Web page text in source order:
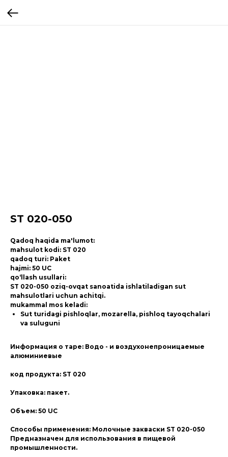
ST 020-050
Qadoq haqida ma'lumot:
mahsulot kodi: ST 020
qadoq turi: Paket
hajmi: 50 UC
qo‘llash usullari:
ST 020-050 oziq-ovqat sanoatida ishlatiladigan sut
mahsulotlari uchun achitqi.
mukammal mos keladi:
Sut turidagi pishloqlar, mozarella, pishloq tayoqchalari
va suluguni
Информация о таре: Водо - и воздухонепроницаемые
алюминиевые
код продукта: ST 020
Упаковка: пакет.
Объем: 50 UC
Способы применения: Молочные закваски ST 020-050
Предназначен для использования в пищевой
промышленности.